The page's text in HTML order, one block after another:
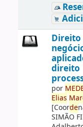
Direito
direito
por ME
Elias
[Coorde
SIMÃO